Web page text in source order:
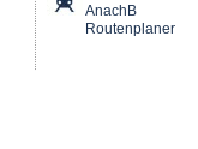
AnachB
Routenplaner